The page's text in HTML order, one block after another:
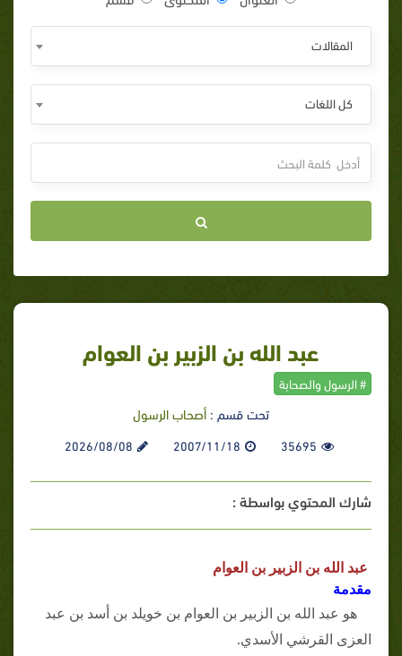
المقالات
كل اللغات
عبد الله بن الزبير بن العوام
# الرسول والصحابة
تحت قسم :أصحاب الرسول
35695
2007/11/18
2026/08/08
شارك المحتوي بواسطة :
عبد الله بن الزبير بن العوام
مقدمة
هو عبد الله بن الزبير بن العوام بن خويلد بن أسد بن عبد
العزى القرشي الأسدي.